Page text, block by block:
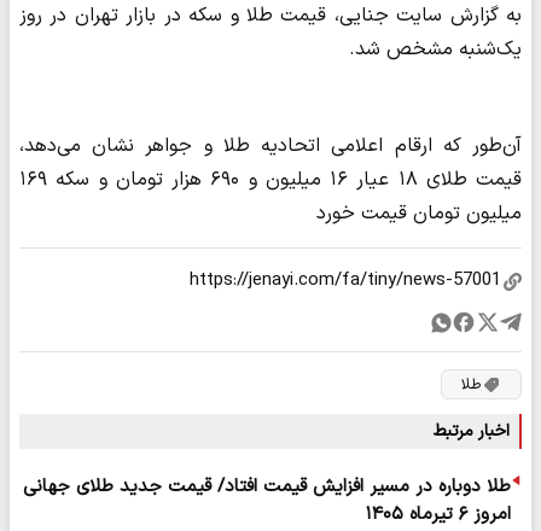
به گزارش سایت جنایی، قیمت طلا و سکه در بازار تهران در روز
یک‌شنبه مشخص شد.
آن‌طور که ارقام اعلامی اتحادیه طلا و جواهر نشان می‌دهد،
قیمت طلای ۱۸ عیار ۱۶ میلیون و ۶۹۰ هزار تومان و سکه ۱۶۹
میلیون تومان قیمت خورد
طلا
اخبار مرتبط
طلا دوباره در مسیر افزایش قیمت افتاد/ قیمت جدید طلای جهانی
امروز ۶ تیرماه ۱۴۰۵